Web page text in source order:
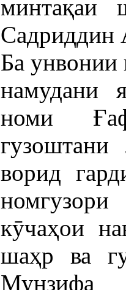
Садриддин
Ба унвонии
намудани
номи
гузоштани
ворид
кӯчаҳои
шаҳр ва
Мунзифа